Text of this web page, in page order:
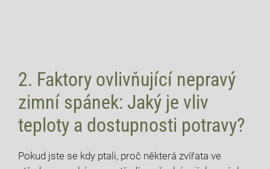
2. Faktory ovlivňující nepravý
zimní spánek: Jaký je vliv
teploty a dostupnosti potravy?
Pokud jste se kdy ptali, proč některá zvířata ve